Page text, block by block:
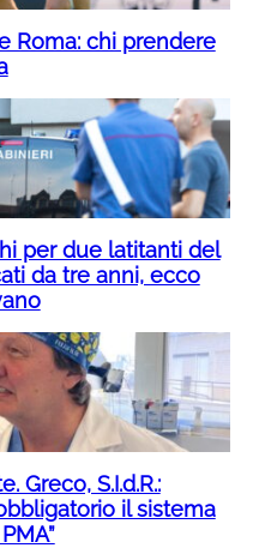
Roma: chi prendere
per due latitanti del
da tre anni, ecco
Greco, S.I.d.R.:
il sistema